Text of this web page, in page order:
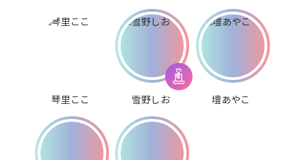
琴里ここ 雪野しお 壇あやこ